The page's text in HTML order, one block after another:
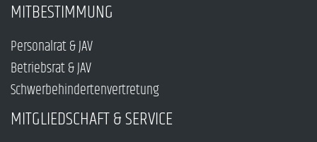
MITBESTIMMUNG
Personalrat & JAV
Betriebsrat & JAV
Schwerbehindertenvertretung
MITGLIEDSCHAFT & SERVICE